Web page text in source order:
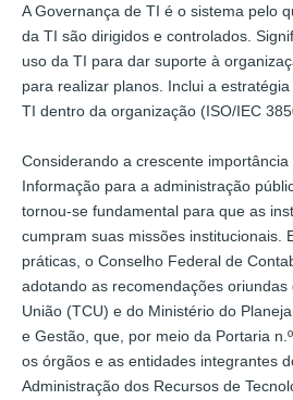
A Governança de TI é o sistema pelo
da TI são dirigidos e controlados.
uso da TI para dar suporte à
para realizar planos. Inclui a
TI dentro da organização (ISO/IEC
Considerando a crescente importância
Informação para a administração
tornou-se fundamental para que as
cumpram suas missões institucionais.
práticas, o Conselho Federal de
adotando as recomendações
União (TCU) e do Ministério do
e Gestão, que, por meio da Portaria
os órgãos e as entidades integrantes
Administração dos Recursos de